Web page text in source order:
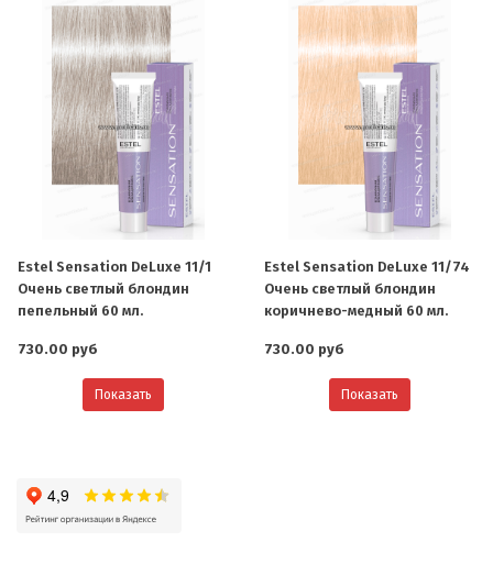
Estel Sensation DeLuxe 11/1
Очень светлый блондин
пепельный 60 мл.
730.00 руб
Показать
Estel Sensation DeLuxe 11/74
Очень светлый блондин
коричнево-медный 60 мл.
730.00 руб
Показать